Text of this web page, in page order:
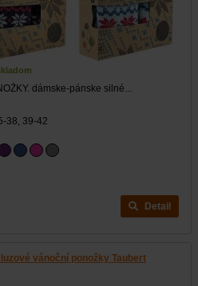
dámske-pánske silné...
38, 39-42
Detail
vánoční ponožky Taubert